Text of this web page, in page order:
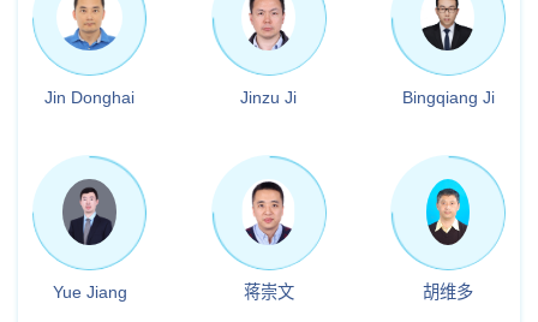
Jin Donghai Jinzu Ji Bingqiang Ji
Yue Jiang 蒋崇文 胡维多